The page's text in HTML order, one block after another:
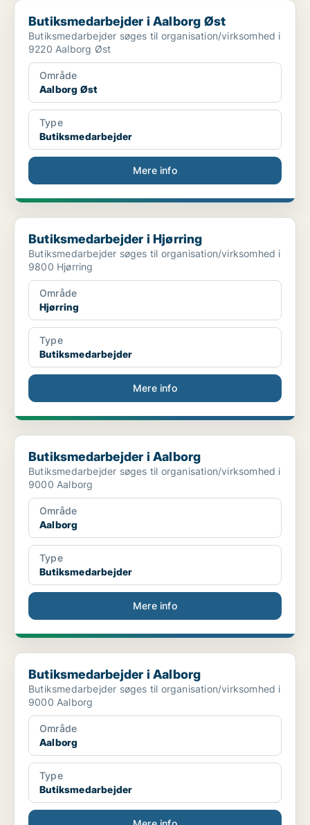
Butiksmedarbejder i Aalborg Øst
Butiksmedarbejder i Aalborg Øst
Butiksmedarbejder søges til organisation/virksomhed i
9220 Aalborg Øst
Område
Aalborg Øst
Type
Butiksmedarbejder
Mere info
Butiksmedarbejder i Hjørring
Butiksmedarbejder i Hjørring
Butiksmedarbejder søges til organisation/virksomhed i
9800 Hjørring
Område
Hjørring
Type
Butiksmedarbejder
Mere info
Butiksmedarbejder i Aalborg
Butiksmedarbejder i Aalborg
Butiksmedarbejder søges til organisation/virksomhed i
9000 Aalborg
Område
Aalborg
Type
Butiksmedarbejder
Mere info
Butiksmedarbejder i Aalborg
Butiksmedarbejder i Aalborg
Butiksmedarbejder søges til organisation/virksomhed i
9000 Aalborg
Område
Aalborg
Type
Butiksmedarbejder